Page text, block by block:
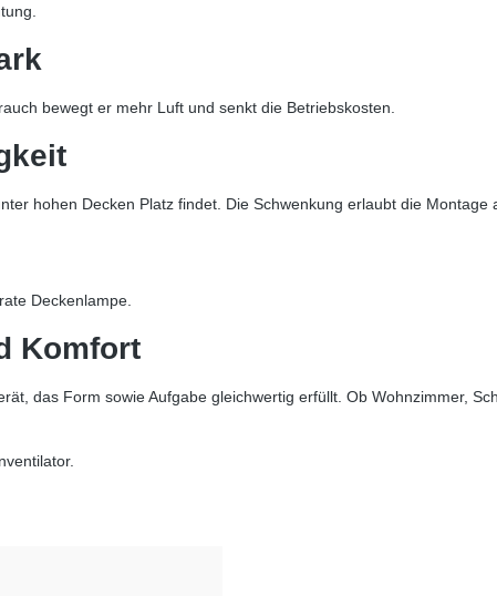
bewegt er mehr Luft und senkt die Betriebskosten.
hohen Decken Platz findet. Die Schwenkung erlaubt die Montage
Deckenlampe.
Komfort
das Form sowie Aufgabe gleichwertig erfüllt. Ob Wohnzimmer,